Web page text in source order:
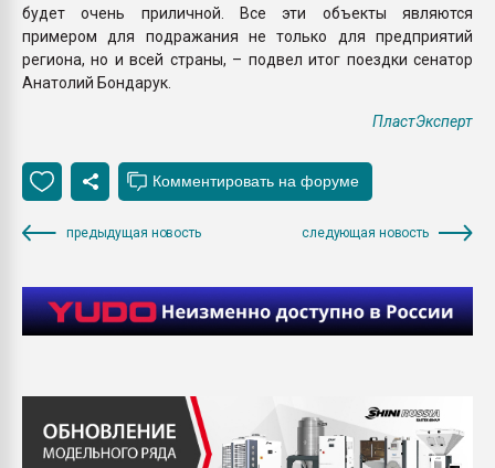
будет очень приличной. Все эти объекты являются
примером для подражания не только для предприятий
региона, но и всей страны, – подвел итог поездки сенатор
Анатолий Бондарук.
ПластЭксперт
предыдущая новость следующая новость